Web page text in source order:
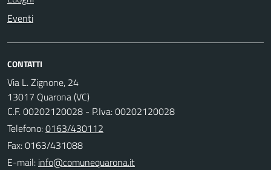
Eventi
CONTATTI
Via L. Zignone, 24
13017 Quarona (VC)
C.F. 00202120028 - P.Iva: 00202120028
Telefono:0163/430112
Fax: 0163/431088
E-mail: